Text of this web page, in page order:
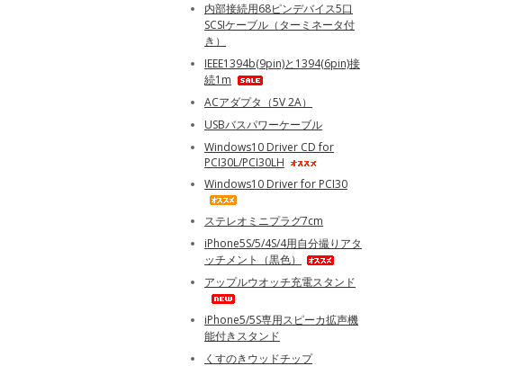
内部接続用68ピンデバイス5口
SCSIケーブル（ターミネータ付
き）
IEEE1394b(9pin)と1394(6pin)接
続1m
ACアダプタ（5V 2A）
USBバスパワーケーブル
Windows10 Driver CD for
PCI30L/PCI30LH
Windows10 Driver for PCI30
ステレオミニプラグ7cm
iPhone5S/5/4S/4用自分撮りアタ
ッチメント（黒色）
アップルウオッチ充電スタンド
iPhone5/5S専用スピーカ拡声機
能付きスタンド
くすのきウッドチップ